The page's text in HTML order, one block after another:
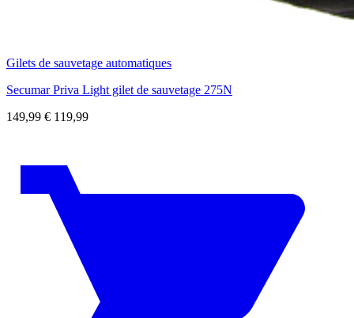
Gilets de sauvetage automatiques
Secumar Priva Light gilet de sauvetage 275N
149,99 € 119,99